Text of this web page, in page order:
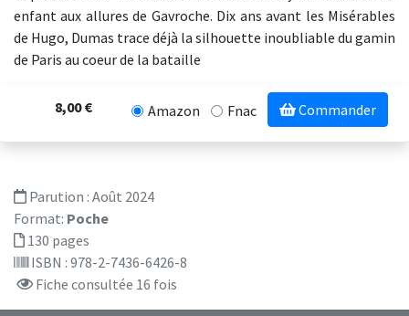
enfant aux allures de Gavroche. Dix ans avant les Misérables
de Hugo, Dumas trace déjà la silhouette inoubliable du gamin
de Paris au coeur de la bataille
8,00 € Amazon Fnac Commander
Parution : Août 2024
Format: Poche
130 pages
ISBN : 978-2-7436-6426-8
Fiche consultée 16 fois